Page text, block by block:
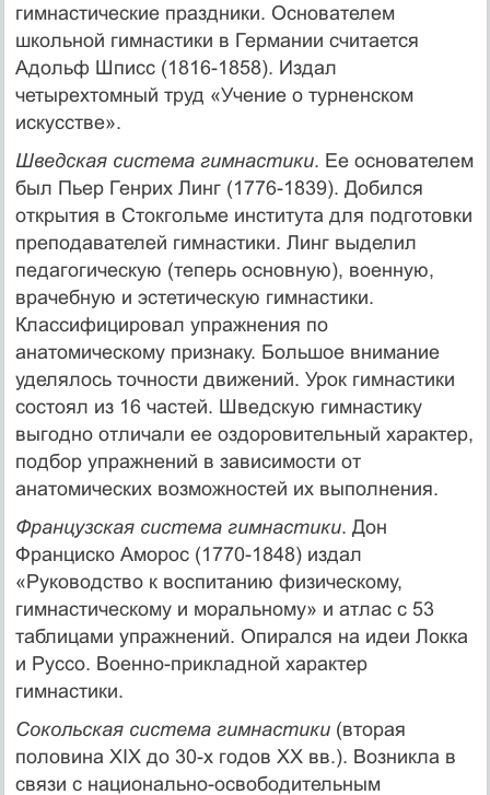
гимнастические праздники. Основателем
школьной гимнастики в Германии считается
Адольф Шписс (1816-1858). Издал
четырехтомный труд «Учение о турненском
искусстве».
Шведская система гимнастики. Ее основателем
был Пьер Генрих Линг (1776-1839). Добился
открытия в Стокгольме института для подготовки
преподавателей гимнастики. Линг выделил
педагогическую (теперь основную), военную,
врачебную и эстетическую гимнастики.
Классифицировал упражнения по
анатомическому признаку. Большое внимание
уделялось точности движений. Урок гимнастики
состоял из 16 частей. Шведскую гимнастику
выгодно отличали ее оздоровительный характер,
подбор упражнений в зависимости от
анатомических возможностей их выполнения.
Французская система гимнастики. Дон
Франциско Аморос (1770-1848) издал
«Руководство к воспитанию физическому,
гимнастическому и моральному» и атлас с 53
таблицами упражнений. Опирался на идеи Локка
и Руссо. Военно-прикладной характер
гимнастики.
Сокольская система гимнастики(вторая
половина ХIХ до 30-х годов ХХ вв.). Возникла в
связи с национально-освободительным